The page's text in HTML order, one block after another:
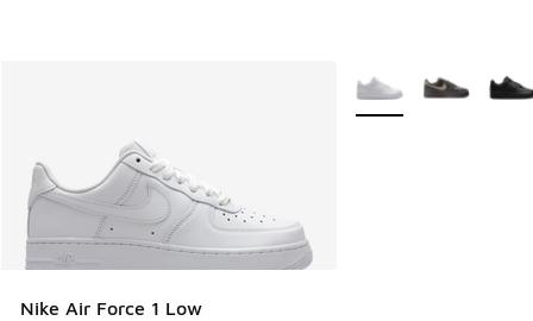
Nike Air Force 1 Low
Meer kleuren